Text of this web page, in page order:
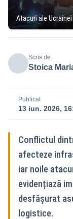
Atacuri ale Ucrainei
Scris de
Stoica
Publicat
13 iun. 2026,
Conflictul
afecteze
iar noile
evidențiază
desfășurat
logistice.